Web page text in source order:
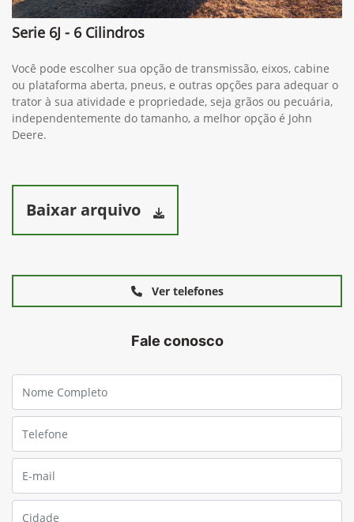
Serie 6J - 6 Cilindros
Você pode escolher sua opção de transmissão, eixos, cabine
ou plataforma aberta, pneus, e outras opções para adequar o
trator à sua atividade e propriedade, seja grãos ou pecuária,
independentemente do tamanho, a melhor opção é John
Deere.
Baixar arquivo
Ver telefones
Fale conosco